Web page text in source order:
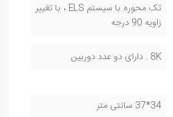
تک محوره با سیستم ELS ، با تغییر
زاویه 90 درجه
8K . دارای دو عدد دوربین
34*37 سانتی متر